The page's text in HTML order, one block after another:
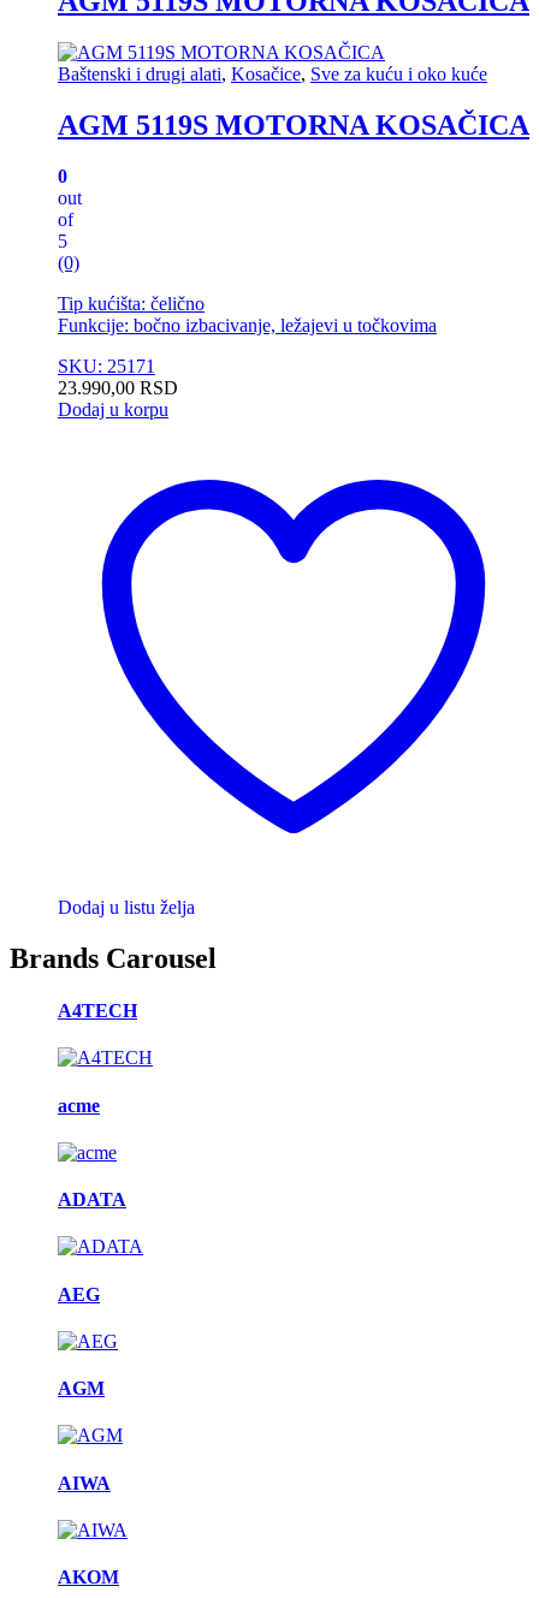
Baštenski i drugi alati, Kosačice, Sve za kuću i oko kuće
AGM 5119S MOTORNA KOSAČICA
0
out
of
5
(0)
Tip kućišta: čelično
Funkcije: bočno izbacivanje, ležajevi u točkovima
SKU: 25171
23.990,00 RSD
Dodaj u korpu
Dodaj u listu želja
Brands Carousel
A4TECH
acme
ADATA
AEG
AGM
AIWA
AKOM